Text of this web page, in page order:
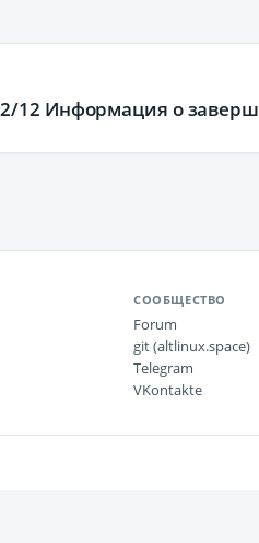
12 Информация о
СООБЩЕСТВО
Forum
git (altlinux.space)
Telegram
VKontakte